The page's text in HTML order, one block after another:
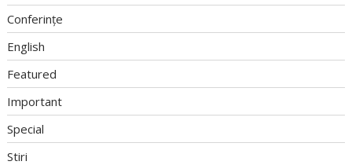
Conferințe
English
Featured
Important
Special
Stiri